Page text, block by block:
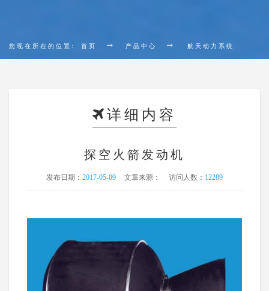
您现在所在的位置: 首页 产品中心 航天动力系统
详细内容
探空火箭发动机
发布日期： 2017-05-09 文章来源： 访问人数： 12289